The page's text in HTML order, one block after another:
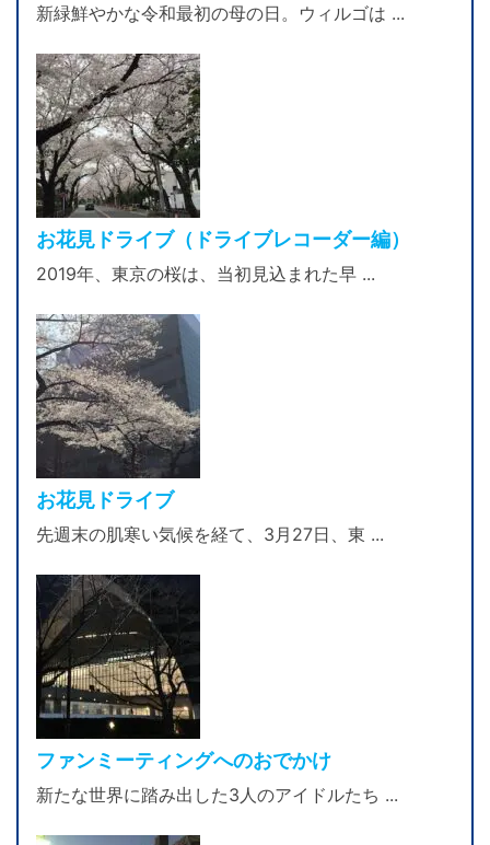
新緑鮮やかな令和最初の母の日。ウィルゴは ...
お花見ドライブ（ドライブレコーダー編）
2019年、東京の桜は、当初見込まれた早 ...
お花見ドライブ
先週末の肌寒い気候を経て、3月27日、東 ...
ファンミーティングへのおでかけ
新たな世界に踏み出した3人のアイドルたち ...